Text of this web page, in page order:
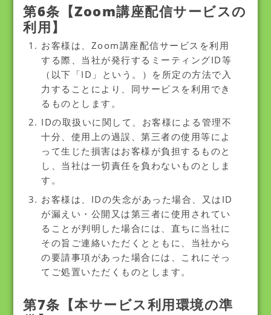
第6条【Zoom講座配信サービスの
利用】
お客様は、Zoom講座配信サービスを利用
する際、当社が発行するミーティングID等
（以下「ID」という。）を所定の方法で入
力することにより、同サービスを利用でき
るものとします。
IDの取扱いに関して、お客様による管理不
十分、使用上の過誤、第三者の使用等によ
って生じた損害はお客様が負担するものと
し、当社は一切責任を負わないものとしま
す。
お客様は、IDの失念があった場合、又はID
が漏えい・公開又は第三者に使用されてい
ることが判明した場合には、直ちに当社に
その旨ご連絡いただくとともに、当社から
の要請事項があった場合には、これにそっ
てご処置いただくものとします。
第7条【本サービス利用環境の準